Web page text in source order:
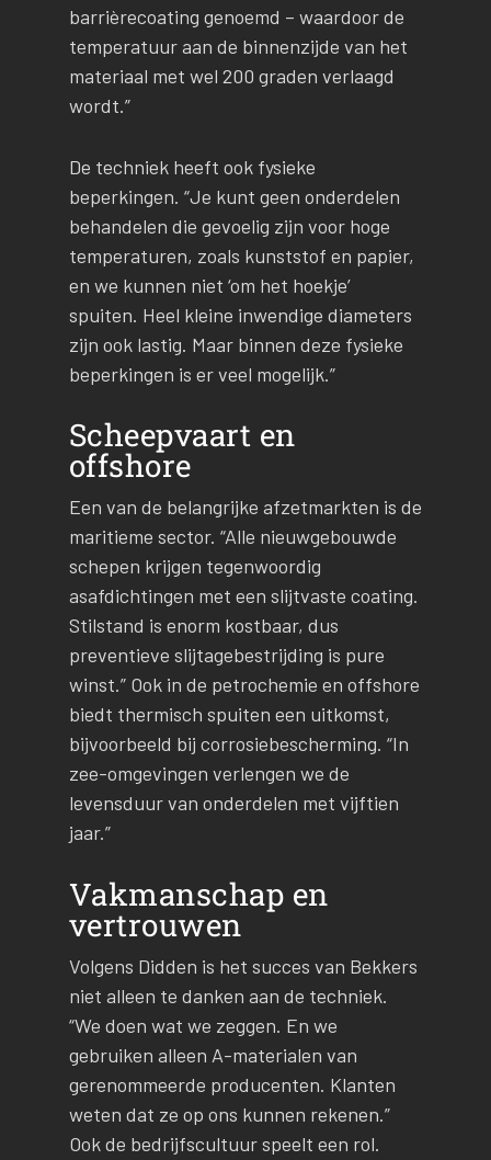
barrièrecoating genoemd – waardoor de
temperatuur aan de binnenzijde van het
materiaal met wel 200 graden verlaagd
wordt.”
De techniek heeft ook fysieke
beperkingen. “Je kunt geen onderdelen
behandelen die gevoelig zijn voor hoge
temperaturen, zoals kunststof en papier,
en we kunnen niet ‘om het hoekje’
spuiten. Heel kleine inwendige diameters
zijn ook lastig. Maar binnen deze fysieke
beperkingen is er veel mogelijk.”
Scheepvaart en
offshore
Een van de belangrijke afzetmarkten is de
maritieme sector. “Alle nieuwgebouwde
schepen krijgen tegenwoordig
asafdichtingen met een slijtvaste coating.
Stilstand is enorm kostbaar, dus
preventieve slijtagebestrijding is pure
winst.” Ook in de petrochemie en offshore
biedt thermisch spuiten een uitkomst,
bijvoorbeeld bij corrosiebescherming. “In
zee-omgevingen verlengen we de
levensduur van onderdelen met vijftien
jaar.”
Vakmanschap en
vertrouwen
Volgens Didden is het succes van Bekkers
niet alleen te danken aan de techniek.
“We doen wat we zeggen. En we
gebruiken alleen A-materialen van
gerenommeerde producenten. Klanten
weten dat ze op ons kunnen rekenen.”
Ook de bedrijfscultuur speelt een rol.